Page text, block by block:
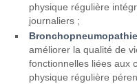
physique régulière
journaliers ;
améliorer la qualité de
fonctionnelles liées aux
physique régulière